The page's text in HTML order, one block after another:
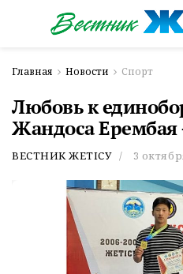
Главная Новости Спорт
Любовь к
Жандоса Ерембая
ВЕСТНИК ЖЕТІСУ 3